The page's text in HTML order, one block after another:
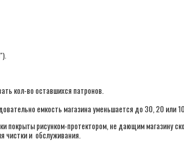
кол-во оставшихся патронов.
емкость магазина уменьшается до 30, 20 или
покрыты рисунком-протектором, не дающим магазину
чистки и обслуживания.